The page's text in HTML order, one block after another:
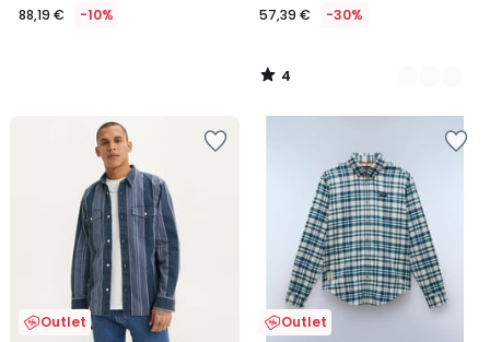
88,19 € -10% 57,39 € -30%
4
/
Outlet Outlet